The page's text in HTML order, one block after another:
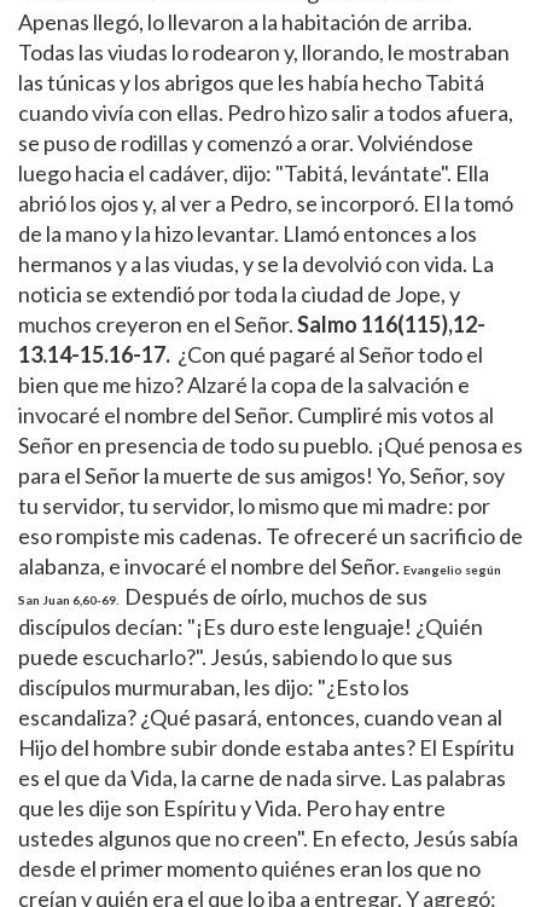
Apenas llegó, lo llevaron a la habitación de arriba.
Todas las viudas lo rodearon y, llorando, le mostraban
las túnicas y los abrigos que les había hecho Tabitá
cuando vivía con ellas. Pedro hizo salir a todos afuera,
se puso de rodillas y comenzó a orar. Volviéndose
luego hacia el cadáver, dijo: "Tabitá, levántate". Ella
abrió los ojos y, al ver a Pedro, se incorporó. El la tomó
de la mano y la hizo levantar. Llamó entonces a los
hermanos y a las viudas, y se la devolvió con vida. La
noticia se extendió por toda la ciudad de Jope, y
muchos creyeron en el Señor.Salmo 116(115),12-
13.14-15.16-17. ¿Con qué pagaré al Señor todo el
bien que me hizo? Alzaré la copa de la salvación e
invocaré el nombre del Señor. Cumpliré mis votos al
Señor en presencia de todo su pueblo. ¡Qué penosa es
para el Señor la muerte de sus amigos! Yo, Señor, soy
tu servidor, tu servidor, lo mismo que mi madre: por
eso rompiste mis cadenas. Te ofreceré un sacrificio de
alabanza, e invocaré el nombre del Señor. Evangelio según
San Juan 6,60-69.
Después de oírlo, muchos de sus
discípulos decían: "¡Es duro este lenguaje! ¿Quién
puede escucharlo?". Jesús, sabiendo lo que sus
discípulos murmuraban, les dijo: "¿Esto los
escandaliza? ¿Qué pasará, entonces, cuando vean al
Hijo del hombre subir donde estaba antes? El Espíritu
es el que da Vida, la carne de nada sirve. Las palabras
que les dije son Espíritu y Vida. Pero hay entre
ustedes algunos que no creen". En efecto, Jesús sabía
desde el primer momento quiénes eran los que no
creían y quién era el que lo iba a entregar. Y agregó: